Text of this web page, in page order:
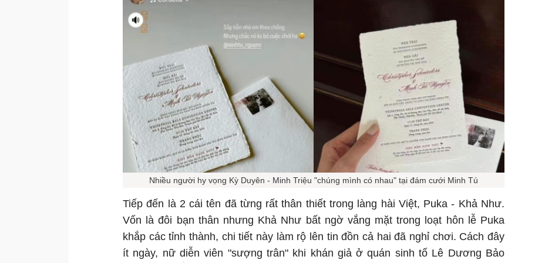
Nhiều người hy vọng Kỳ Duyên - Minh Triệu "chúng mình có nhau" tại đám cưới Minh Tú
Tiếp đến là 2 cái tên đã từng rất thân thiết trong làng hài Việt, Puka - Khả Như.
Vốn là đôi bạn thân nhưng Khả Như bất ngờ vắng mặt trong loạt hôn lễ Puka
khắp các tỉnh thành, chi tiết này làm rộ lên tin đồn cả hai đã nghỉ chơi. Cách đây
ít ngày, nữ diễn viên "sượng trân" khi khán giả ở quán sinh tố Lê Dương Bảo